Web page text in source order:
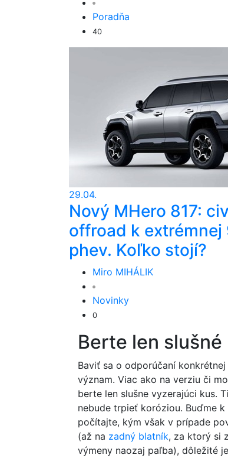
Poradňa
40
29.04.
Nový MHero 817:
offroad k extrémnej
phev. Koľko stojí?
Miro MIHÁLIK
Novinky
0
Berte len slušné
Baviť sa o odporúčaní
význam. Viac ako na verziu či
berte len slušne vyzerajúci kus.
nebude trpieť koróziou. Buďme
počítajte, kým však v prípade
(až na zadný blatník, za ktorý si
výmeny naozaj paľba), dôležité